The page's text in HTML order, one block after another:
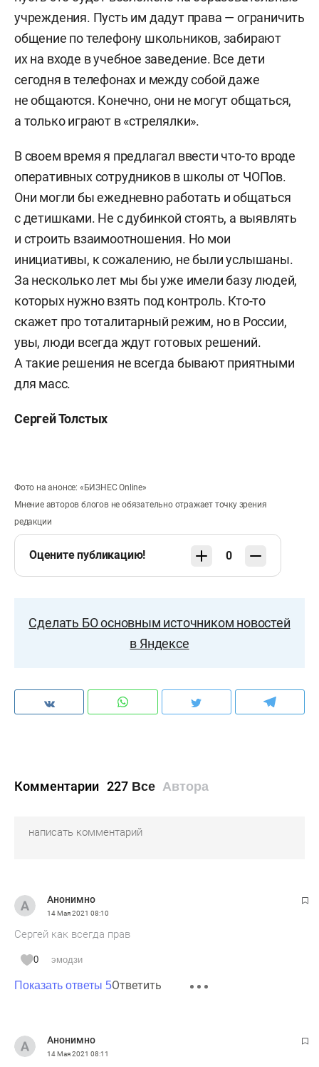
учреждения. Пусть им дадут права — ограничить
общение по телефону школьников, забирают
их на входе в учебное заведение. Все дети
сегодня в телефонах и между собой даже
не общаются. Конечно, они не могут общаться,
а только играют в «стрелялки».
В своем время я предлагал ввести что-то вроде
оперативных сотрудников в школы от ЧОПов.
Они могли бы ежедневно работать и общаться
с детишками. Не с дубинкой стоять, а выявлять
и строить взаимоотношения. Но мои
инициативы, к сожалению, не были услышаны.
За несколько лет мы бы уже имели базу людей,
которых нужно взять под контроль. Кто-то
скажет про тоталитарный режим, но в России,
увы, люди всегда ждут готовых решений.
А такие решения не всегда бывают приятными
для масс.
Сергей Толстых
Фото на анонсе: «БИЗНЕС Online»
Мнение авторов блогов не обязательно отражает точку зрения
редакции
Оцените публикацию! 0
Сделать БО основным источником новостей
в Яндексе
Комментарии 227 Все Автора
Анонимно
14 Мая 2021 08:10
Сергей как всегда прав
0 эмодзи
Показать ответы 5Ответить
Анонимно
14 Мая 2021 08:11